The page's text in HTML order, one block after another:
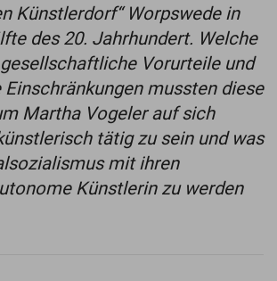
Künstlerdorf“ Worpswede in
des 20. Jahrhundert. Welche
Vorurteile und
mussten diese
Martha Vogeler auf sich
tätig zu sein und was
mit ihren
Künstlerin zu werden